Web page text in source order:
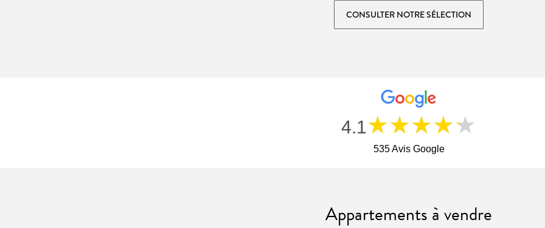
CONSULTER NOTRE SÉLECTION
4.1★★★★★
535 Avis Google
Appartements à vendre